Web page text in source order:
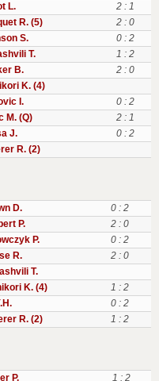
L.
2 : 1
R. (5)
2 : 0
S.
0 : 2
T.
1 : 2
B.
2 : 0
K. (4)
I.
0 : 2
M. (Q)
2 : 1
J.
0 : 2
R. (2)
D.
0 : 2
P.
2 : 0
P.
0 : 2
R.
2 : 0
T.
K. (4)
1 : 2
0 : 2
R. (2) 1 : 2
P.
1 : 2